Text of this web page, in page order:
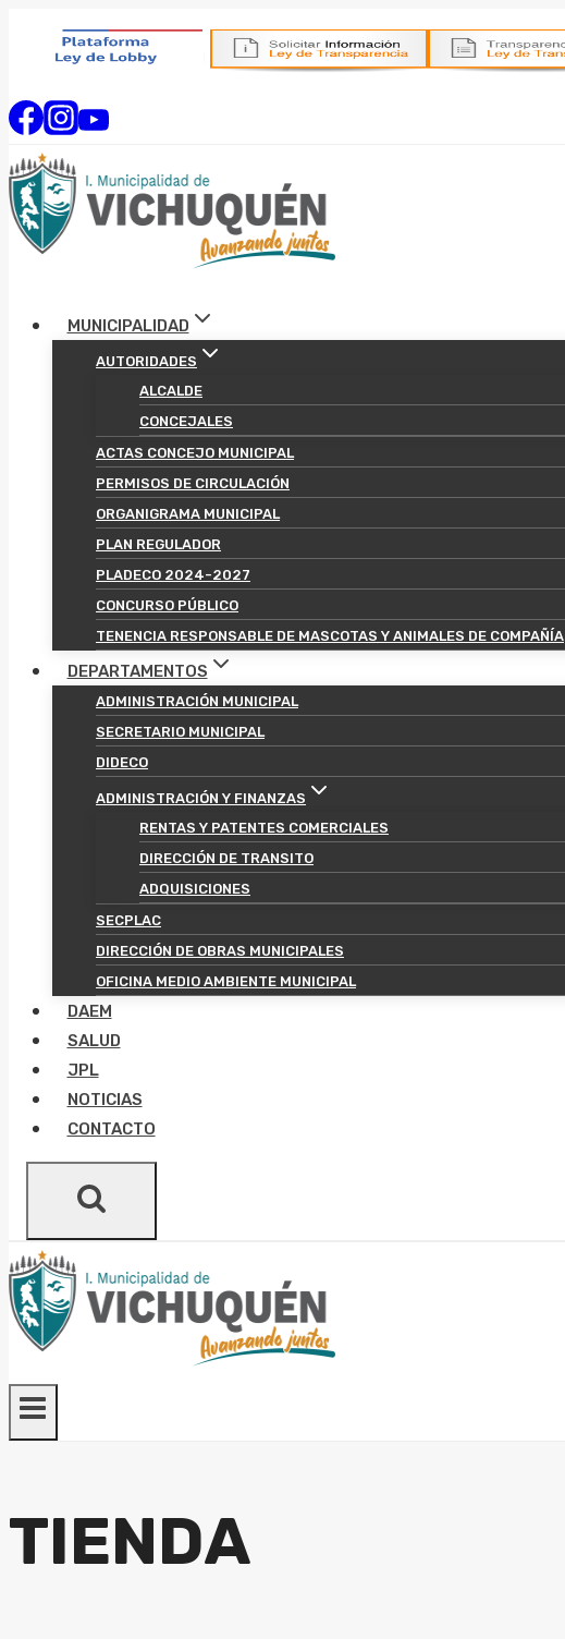
MUNICIPALIDAD
AUTORIDADES
ALCALDE
CONCEJALES
ACTAS CONCEJO MUNICIPAL
PERMISOS DE CIRCULACIÓN
ORGANIGRAMA MUNICIPAL
PLAN REGULADOR
PLADECO 2024-2027
CONCURSO PÚBLICO
TENENCIA RESPONSABLE DE MASCOTAS Y ANIMALES DE COMPAÑÍA
DEPARTAMENTOS
ADMINISTRACIÓN MUNICIPAL
SECRETARIO MUNICIPAL
DIDECO
ADMINISTRACIÓN Y FINANZAS
RENTAS Y PATENTES COMERCIALES
DIRECCIÓN DE TRANSITO
ADQUISICIONES
SECPLAC
DIRECCIÓN DE OBRAS MUNICIPALES
OFICINA MEDIO AMBIENTE MUNICIPAL
DAEM
SALUD
JPL
NOTICIAS
CONTACTO
TIENDA